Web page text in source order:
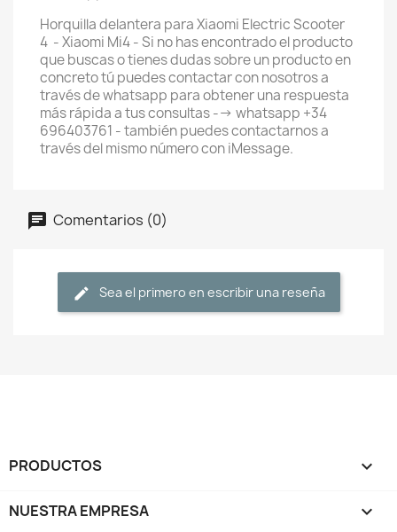
Horquilla delantera para Xiaomi Electric Scooter
4 - Xiaomi Mi4 - Si no has encontrado el producto
que buscas o tienes dudas sobre un producto en
concreto tú puedes contactar con nosotros a
través de whatsapp para obtener una respuesta
más rápida a tus consultas --> whatsapp +34
696403761 - también puedes contactarnos a
través del mismo número con iMessage.
Comentarios (0)
Sea el primero en escribir una reseña
PRODUCTOS 
NUESTRA EMPRESA 